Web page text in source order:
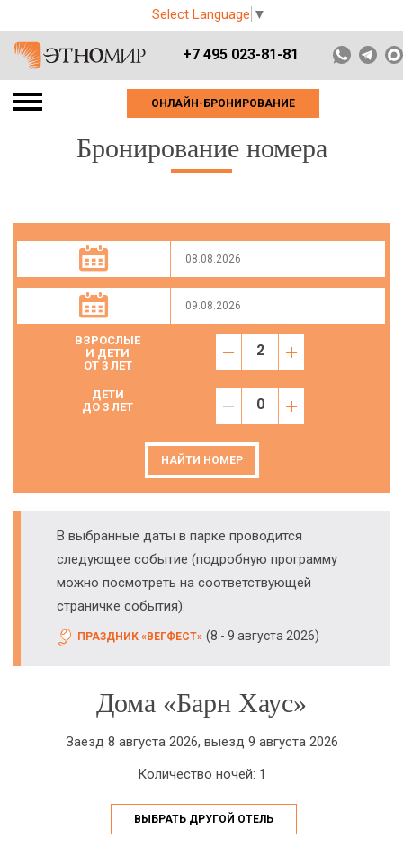
Select Language ▼
+7 495 023-81-81
ОНЛАЙН-БРОНИРОВАНИЕ
Бронирование номера
ВЗРОСЛЫЕ
И ДЕТИ
ОТ 3 ЛЕТ
ДЕТИ
ДО 3 ЛЕТ
НАЙТИ НОМЕР
В выбранные даты в парке проводится
следующее событие (подробную программу
можно посмотреть на соответствующей
страничке события):
ПРАЗДНИК «ВЕГФЕСТ» (8 - 9 августа 2026)
Дома «Барн Хаус»
Заезд 8 августа 2026, выезд 9 августа 2026
Количество ночей: 1
ВЫБРАТЬ ДРУГОЙ ОТЕЛЬ